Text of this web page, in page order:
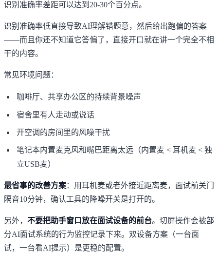
识别准确率差距可以达到20-30个百分点。
识别准确率低直接导致AI理解错题意，然后给出跑偏的答案
——而且你还不知道它答偏了，直接开口就在讲一个完全不相
干的内容。
常见环境问题：
咖啡厅、共享办公区的持续背景噪声
宿舍里有人走动或说话
开空调的房间里的风噪干扰
笔记本内置麦克风和嘴巴距离太远（内置麦 < 耳机麦 < 独
立USB麦）
最省事的改善方案：用耳机麦或者外接近距离麦，面试前关门
隔音10分钟，确认工具的降噪开关是打开的。
另外， 不要把助手窗口放在面试设备的前台。切屏操作会被部
分AI面试系统的行为监控记录下来。双设备方案（一台面
试，一台看AI提示）是更稳的配置。